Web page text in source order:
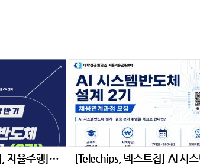
[Telechips, 넥스트칩, 자율주행] AI 시스템반도체 SW개발자 (2기)채용연계과정